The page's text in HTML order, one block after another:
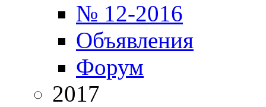
№ 12-2016
Объявления
Форум
2017